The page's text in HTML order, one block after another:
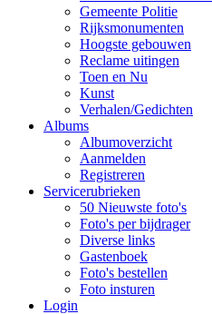
Gemeente Politie
Rijksmonumenten
Hoogste gebouwen
Reclame uitingen
Toen en Nu
Kunst
Verhalen/Gedichten
Albums
Albumoverzicht
Aanmelden
Registreren
Servicerubrieken
50 Nieuwste foto's
Foto's per bijdrager
Diverse links
Gastenboek
Foto's bestellen
Foto insturen
Login